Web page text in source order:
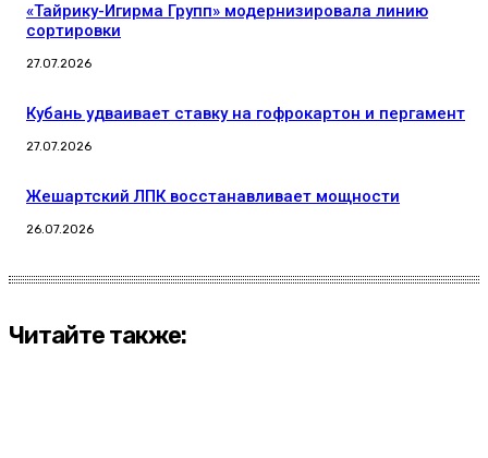
«Тайрику-Игирма Групп» модернизировала линию
сортировки
27.07.2026
Кубань удваивает ставку на гофрокартон и пергамент
27.07.2026
Жешартский ЛПК восстанавливает мощности
26.07.2026
Читайте также: